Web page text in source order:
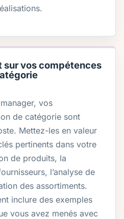
sur vos compétences
vos
de catégorie sont
Mettez-les en valeur
pertinents dans votre
de produits, la
l’analyse de
des assortiments.
inclure des exemples
vous avez menés avec